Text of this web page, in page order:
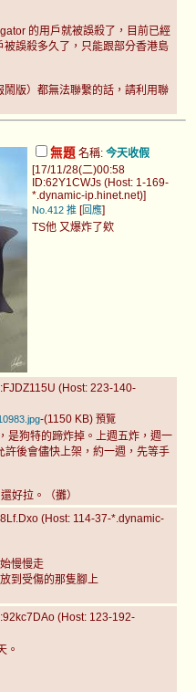
的用戶就被誤殺了，目前已經
誤殺多久了，只能跟部分香港島
版）都無法聯繫的話，請利用聯
無題 名稱: 今天收假
[17/11/28(二)00:58
ID:62Y1CWJs (Host: 1-169-
*.dynamic-ip.hinet.net)]
No.412 推 [回應]
TS他 又爆炸了欸
(Host: 223-140-
-(1150 KB) 預覽
是狗特的蹄炸掉。上週五炸，週一
許後會儘快上架，約一週，先等手
好拉。（攤）
(Host: 114-37-*.dynamic-
慢慢走
到受傷的那隻腳上
(Host: 123-192-
。